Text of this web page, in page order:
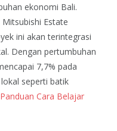
ekonomi Bali.
Estate
ini akan terintegrasi
Dengan pertumbuhan
7,7% pada
seperti batik
Panduan Cara Belajar